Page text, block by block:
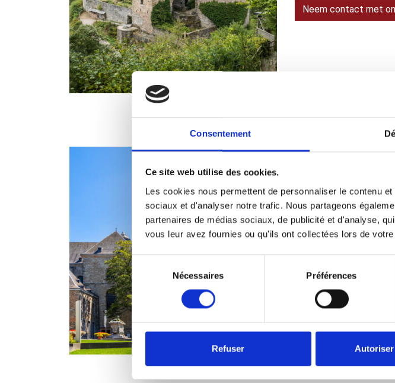
Consentement
Ce site web utilise des cookies.
Les cookies nous permettent de personnaliser le contenu
sociaux et d'analyser notre trafic. Nous partageons
partenaires de médias sociaux, de publicité et d'analyse,
vous leur avez fournies ou qu'ils ont collectées lors de
Sélection
du
consentement
Nécessaires Préférences
Refuser
Neem contact met
Malmundarium
Het toeristische en
je musea over
en tijdelijke
Neem contact met